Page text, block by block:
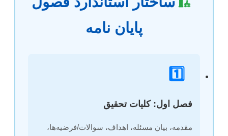
پایان نامه
1️⃣
فصل اول: کلیات تحقیق
مقدمه، بیان مسئله، اهداف، سوالات/فرضیه‌ها،